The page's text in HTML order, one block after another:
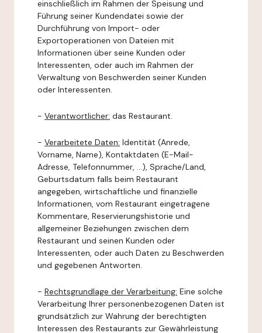
einschließlich im Rahmen der Speisung und
Führung seiner Kundendatei sowie der
Durchführung von Import- oder
Exportoperationen von Dateien mit
Informationen über seine Kunden oder
Interessenten, oder auch im Rahmen der
Verwaltung von Beschwerden seiner Kunden
oder Interessenten.
- Verantwortlicher: das Restaurant.
- Verarbeitete Daten: Identität (Anrede,
Vorname, Name), Kontaktdaten (E-Mail-
Adresse, Telefonnummer, ...), Sprache/Land,
Geburtsdatum falls beim Restaurant
angegeben, wirtschaftliche und finanzielle
Informationen, vom Restaurant eingetragene
Kommentare, Reservierungshistorie und
allgemeiner Beziehungen zwischen dem
Restaurant und seinen Kunden oder
Interessenten, oder auch Daten zu Beschwerden
und gegebenen Antworten.
- Rechtsgrundlage der Verarbeitung: Eine solche
Verarbeitung Ihrer personenbezogenen Daten ist
grundsätzlich zur Wahrung der berechtigten
Interessen des Restaurants zur Gewährleistung